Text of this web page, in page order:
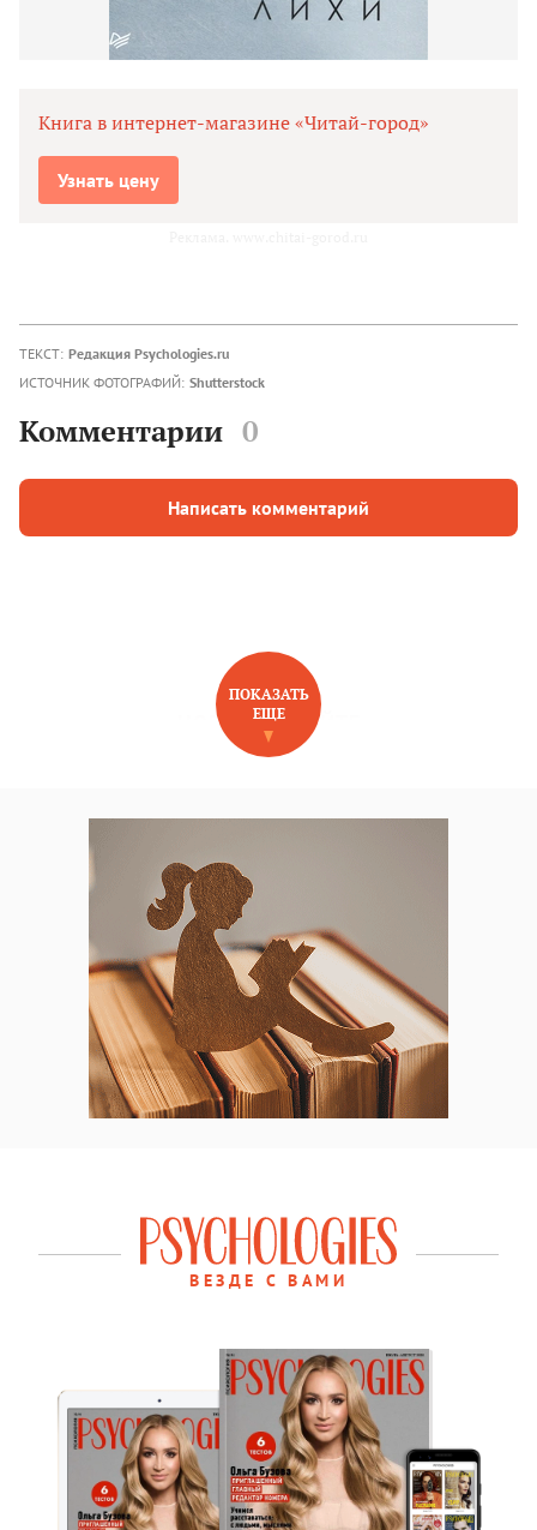
Книга в интернет-магазине «Читай-город»
Узнать цену
ТЕКСТ: Редакция Psychologies.ru
ИСТОЧНИК ФОТОГРАФИЙ: Shutterstock
Комментарии 0
Написать комментарий
НОВОЕ НА САЙТЕ
ПОКАЗАТЬ
ЕЩЕ
ВЕЗДЕ С ВАМИ